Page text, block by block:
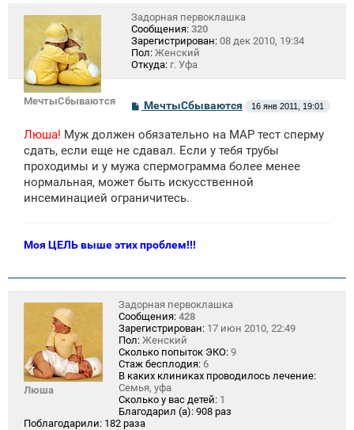
МечтыСбываются
Задорная первоклашка
Сообщения: 320
Зарегистрирован: 08 дек 2010, 19:34
Пол: Женский
Откуда: г. Уфа
С
б
щ
е
н
и
МечтыСбываются 16 янв 2011, 19:01
Люша! Муж должен обязательно на МАР тест сперму
сдать, если еще не сдавал. Если у тебя трубы
проходимы и у мужа спермограмма более менее
нормальная, может быть искусственной
инсеминацией ограничитесь.
Моя ЦЕЛЬ выше этих проблем!!!
Люша
Задорная первоклашка
Сообщения: 428
Зарегистрирован: 17 июн 2010, 22:49
Пол: Женский
Сколько попыток ЭКО: 9
Стаж бесплодия: 6
В каких клиниках проводилось лечение:
Семья, уфа
Сколько у вас детей: 1
Благодарил (а): 908 раз
Поблагодарили: 182 раза